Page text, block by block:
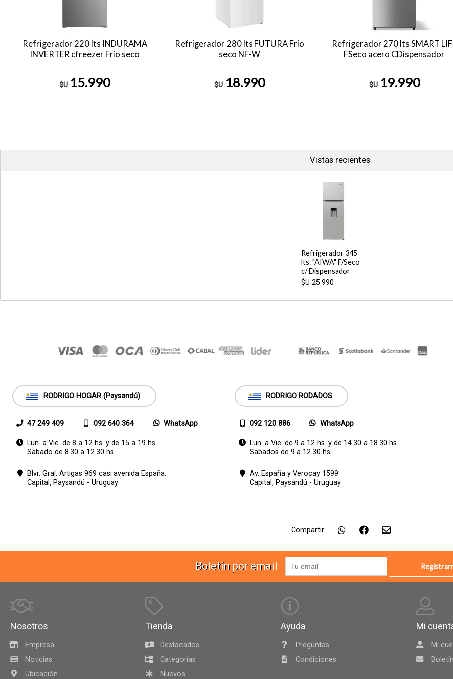
Refrigerador 220 lts INDURAMA
INVERTER cfreezer Frio seco
$U 15.990
Refrigerador 280 lts FUTURA Frio
seco NF-W
$U 18.990
Refrigerador 270 lts SMART
FSeco acero CDispensador
$U 19.990
Vistas recientes
Refrigerador 345
lts. "AIWA" F/Seco
c/ Dispensador
$U 25.990
RODRIGO HOGAR (Paysandú)
47 249 409 092 640 364 WhatsApp
Lun. a Vie. de 8 a 12 hs. y de 15 a 19 hs.
Sabado de 8.30 a 12.30 hs.
Blvr. Gral. Artigas 969 casi avenida España.
Capital, Paysandú - Uruguay
RODRIGO RODADOS
092 120 886 WhatsApp
Lun. a Vie. de 9 a 12 hs. y de 14.30 a 18.30 hs.
Sabados de 9 a 12.30 hs.
Av. España y Verocay 1599
Capital, Paysandú - Uruguay
Compartir
Boletín por email
Nosotros
Empresa
Noticias
Ubicación
Tienda
Destacados
Categorías
Nuevos
Ayuda
Preguntas
Condiciones
Mi
Mi